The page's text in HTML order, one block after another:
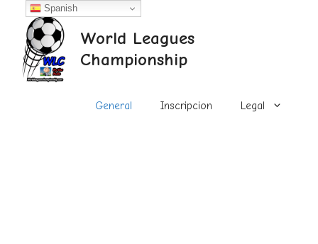
contenido
World Leagues
Championship
General Inscripcion Legal
Spanish